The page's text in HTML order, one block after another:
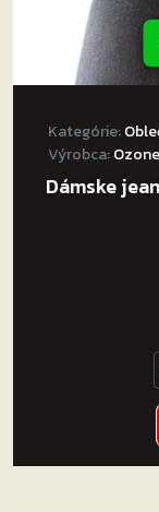
Kategórie:
Výrobca:Ozone
Dámske